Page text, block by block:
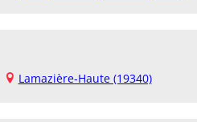
Lamazière-Haute (19340)